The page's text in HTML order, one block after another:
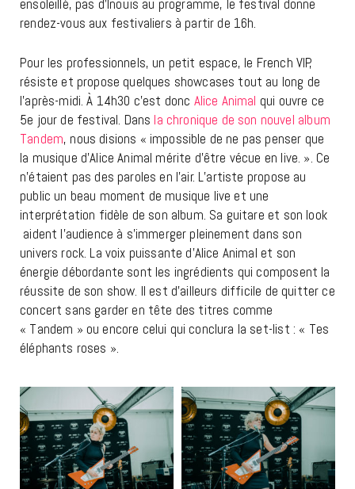
ensoleillé, pas d’Inouïs au programme, le festival donne
rendez-vous aux festivaliers à partir de 16h.
Pour les professionnels, un petit espace, le French VIP,
résiste et propose quelques showcases tout au long de
l’après-midi. À 14h30 c’est donc Alice Animal qui ouvre ce
5e jour de festival. Dans la chronique de son nouvel album
Tandem, nous disions « impossible de ne pas penser que
la musique d’Alice Animal mérite d’être vécue en live. ». Ce
n’étaient pas des paroles en l’air. L’artiste propose au
public un beau moment de musique live et une
interprétation fidèle de son album. Sa guitare et son look
aident l’audience à s’immerger pleinement dans son
univers rock. La voix puissante d’Alice Animal et son
énergie débordante sont les ingrédients qui composent la
réussite de son show. Il est d’ailleurs difficile de quitter ce
concert sans garder en tête des titres comme
« Tandem » ou encore celui qui conclura la set-list : « Tes
éléphants roses ».